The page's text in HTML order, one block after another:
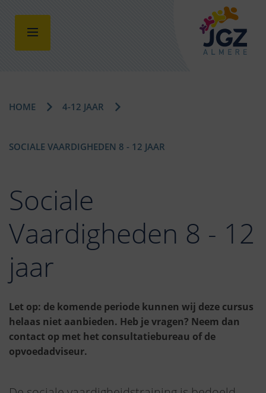
HOME 4-12 JAAR
SOCIALE VAARDIGHEDEN 8 - 12 JAAR
Sociale
Vaardigheden 8 - 12
jaar
Let op: de komende periode kunnen wij deze cursus
helaas niet aanbieden. Heb je vragen? Neem dan
contact op met het consultatiebureau of de
opvoedadviseur.